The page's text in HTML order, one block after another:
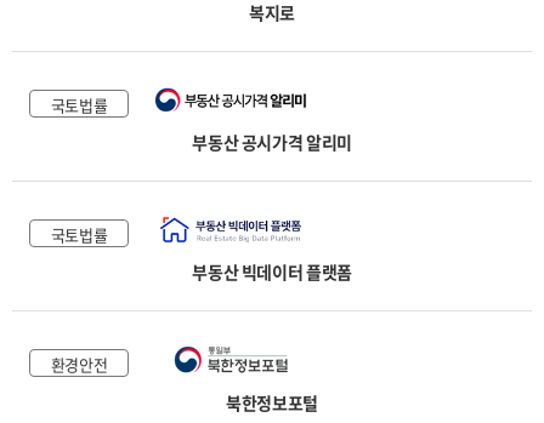
복지로
국토법률
부동산 공시가격 알리미
국토법률
부동산 빅데이터 플랫폼
환경안전
북한정보포털